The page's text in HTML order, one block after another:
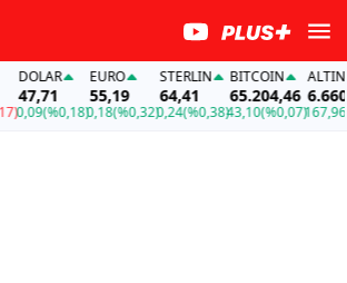
DOLAR
47,71
0,09(%0,18)
EURO
55,19
0,18(%0,32)
STERLIN
64,41
0,24(%0,38)
BITCOIN
65.204,46
43,10(%0,07)
ALTIN
167,96